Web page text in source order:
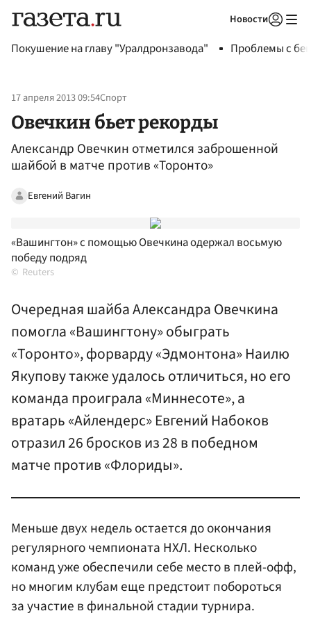
Новости
Покушение на главу "Уралдронзавода" Проблемы с
17 апреля 2013 09:54Спорт
Овечкин бьет рекорды
Александр Овечкин отметился заброшенной
шайбой в матче против «Торонто»
Евгений Вагин
«Вашингтон» с помощью Овечкина одержал восьмую
победу подряд
Reuters
Очередная шайба Александра Овечкина
помогла «Вашингтону» обыграть
«Торонто», форварду «Эдмонтона» Наилю
Якупову также удалось отличиться, но его
команда проиграла «Миннесоте», а
вратарь «Айлендерс» Евгений Набоков
отразил 26 бросков из 28 в победном
матче против «Флориды».
Меньше двух недель остается до окончания
регулярного чемпионата НХЛ. Несколько
команд уже обеспечили себе место в плей-офф,
но многим клубам еще предстоит побороться
за участие в финальной стадии турнира.